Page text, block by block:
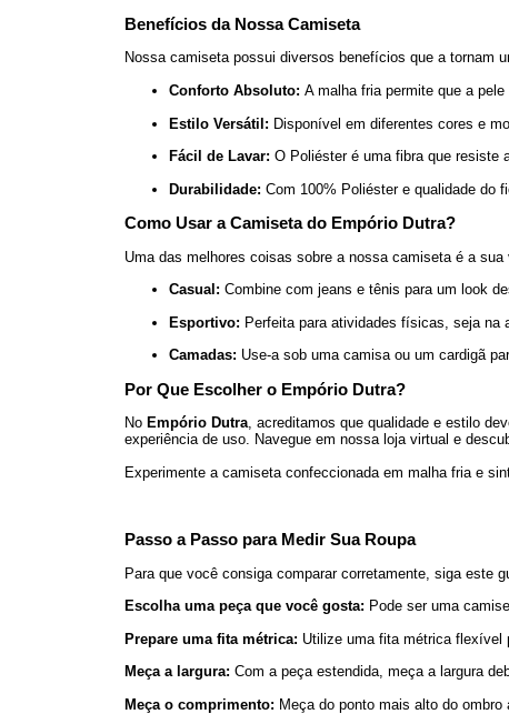
Benefícios da Nossa Camiseta
Nossa camiseta possui diversos benefícios que a tornam
Conforto Absoluto: A malha fria permite que a
Estilo Versátil: Disponível em diferentes cores e
Fácil de Lavar: O Poliéster é uma fibra que resiste
Durabilidade: Com 100% Poliéster e qualidade do
Como Usar a Camiseta do Empório Dutra?
Uma das melhores coisas sobre a nossa camiseta é a
Casual: Combine com jeans e tênis para um look
Esportivo: Perfeita para atividades físicas, seja na
Camadas: Use-a sob uma camisa ou um cardigã
Por Que Escolher o Empório Dutra?
No Empório Dutra, acreditamos que qualidade e estilo
experiência de uso. Navegue em nossa loja virtual e
Experimente a camiseta confeccionada em malha fria e
Passo a Passo para Medir Sua Roupa
Para que você consiga comparar corretamente, siga este
Escolha uma peça que você gosta: Pode ser uma
Prepare uma fita métrica: Utilize uma fita métrica flexível
Meça a largura: Com a peça estendida, meça a largura
Meça o comprimento: Meça do ponto mais alto do